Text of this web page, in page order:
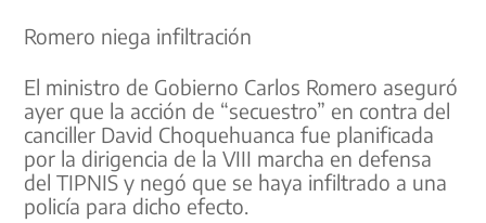
Romero niega infiltración
El ministro de Gobierno Carlos Romero aseguró
ayer que la acción de “secuestro” en contra del
canciller David Choquehuanca fue planificada
por la dirigencia de la VIII marcha en defensa
del TIPNIS y negó que se haya infiltrado a una
policía para dicho efecto.